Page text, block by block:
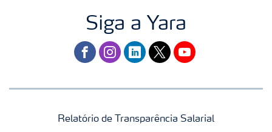
Siga a Yara
facebookinstagram
linkedintwitteryoutube
Relatório de Transparência Salarial